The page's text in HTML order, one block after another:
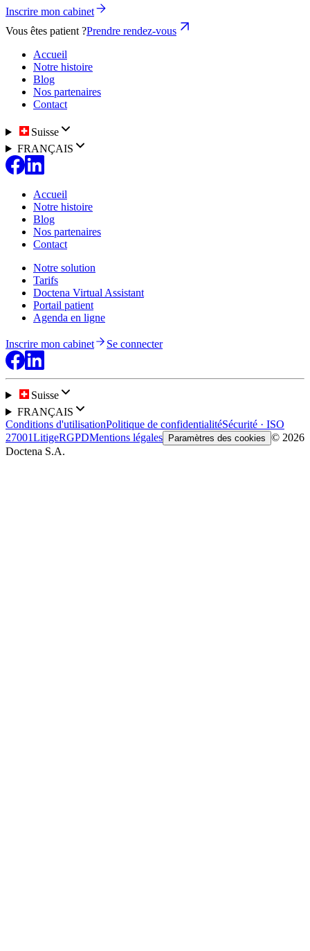
Inscrire mon cabinet
Vous êtes patient ?Prendre rendez-vous
Accueil
Notre histoire
Blog
Nos partenaires
Contact
Suisse
FRANÇAIS
Accueil
Notre histoire
Blog
Nos partenaires
Contact
Notre solution
Tarifs
Doctena Virtual Assistant
Portail patient
Agenda en ligne
Inscrire mon cabinet Se connecter
Suisse
FRANÇAIS
Conditions d'utilisationPolitique de confidentialitéSécurité · ISO
27001LitigeRGPDMentions légales Paramètres des cookies © 2026
Doctena S.A.